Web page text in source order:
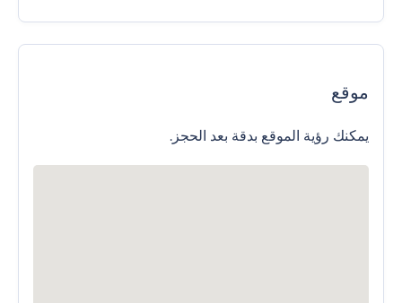
موقع
يمكنك رؤية الموقع بدقة بعد الحجز.